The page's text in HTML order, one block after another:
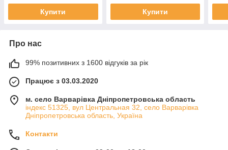
Купити Купити
Про нас
99% позитивних з 1600 відгуків за рік
Працює з 03.03.2020
м. село Варварівка Дніпропетровська область
індекс 51325, вул Центральная 32, село Варварівка
Дніпропетровська область, Україна
Контакти